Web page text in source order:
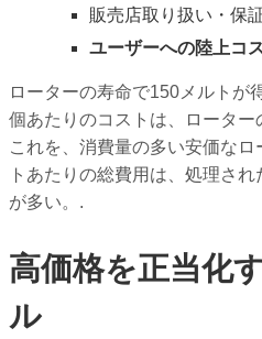
販売店取り扱い・保
ユーザーへの陸上コ
ローターの寿命で150メルトが
個あたりのコストは、ローター
これを、消費量の多い安価な
トあたりの総費用は、処理さ
が多い。.
高価格を正当化
ル